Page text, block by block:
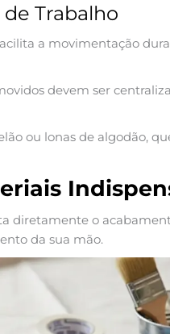
Trabalho
a movimentação
devem ser
ou lonas de algodão,
diretamente o
da sua mão.